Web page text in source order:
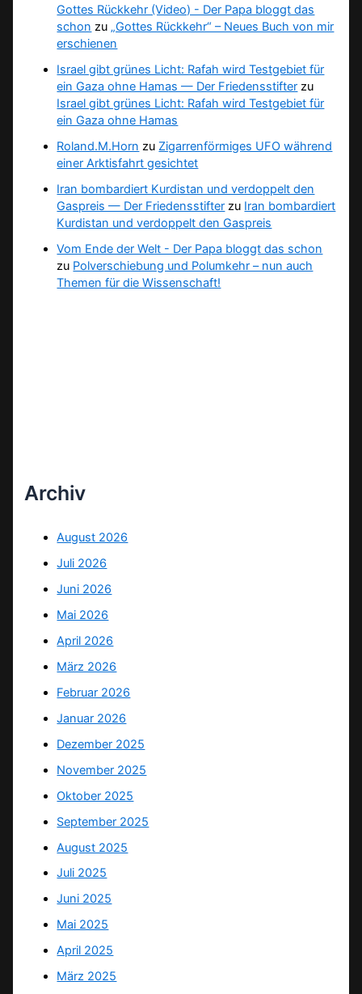
Gottes Rückkehr (Video) - Der Papa bloggt das
schon zu „Gottes Rückkehr“ – Neues Buch von mir
erschienen
Israel gibt grünes Licht: Rafah wird Testgebiet für
ein Gaza ohne Hamas — Der Friedensstifter zu
Israel gibt grünes Licht: Rafah wird Testgebiet für
ein Gaza ohne Hamas
Roland.M.Horn zu Zigarrenförmiges UFO während
einer Arktisfahrt gesichtet
Iran bombardiert Kurdistan und verdoppelt den
Gaspreis — Der Friedensstifter zu Iran bombardiert
Kurdistan und verdoppelt den Gaspreis
Vom Ende der Welt - Der Papa bloggt das schon
zu Polverschiebung und Polumkehr – nun auch
Themen für die Wissenschaft!
Archiv
August 2026
Juli 2026
Juni 2026
Mai 2026
April 2026
März 2026
Februar 2026
Januar 2026
Dezember 2025
November 2025
Oktober 2025
September 2025
August 2025
Juli 2025
Juni 2025
Mai 2025
April 2025
März 2025